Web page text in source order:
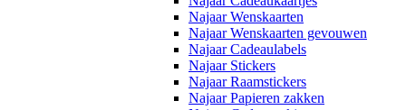
Najaar Wenskaarten
Najaar Wenskaarten gevouwen
Najaar Cadeaulabels
Najaar Stickers
Najaar Raamstickers
Najaar Papieren zakken